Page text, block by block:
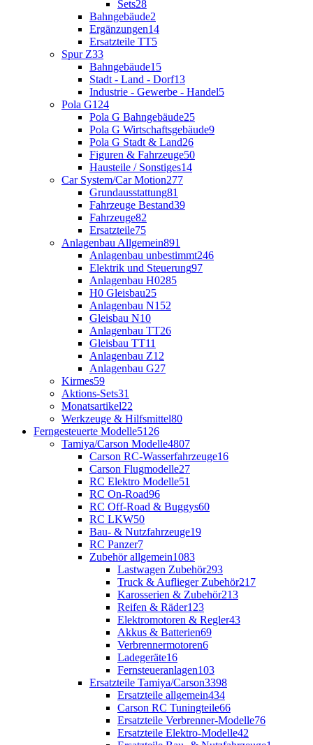
Sets28
Bahngebäude2
Ergänzungen14
Ersatzteile TT5
Spur Z33
Bahngebäude15
Stadt - Land - Dorf13
Industrie - Gewerbe - Handel5
Pola G124
Pola G Bahngebäude25
Pola G Wirtschaftsgebäude9
Pola G Stadt & Land26
Figuren & Fahrzeuge50
Hausteile / Sonstiges14
Car System/Car Motion277
Grundausstattung81
Fahrzeuge Bestand39
Fahrzeuge82
Ersatzteile75
Anlagenbau Allgemein891
Anlagenbau unbestimmt246
Elektrik und Steuerung97
Anlagenbau H0285
H0 Gleisbau25
Anlagenbau N152
Gleisbau N10
Anlagenbau TT26
Gleisbau TT11
Anlagenbau Z12
Anlagenbau G27
Kirmes59
Aktions-Sets31
Monatsartikel22
Werkzeuge & Hilfsmittel80
Ferngesteuerte Modelle5126
Tamiya/Carson Modelle4807
Carson RC-Wasserfahrzeuge16
Carson Flugmodelle27
RC Elektro Modelle51
RC On-Road96
RC Off-Road & Buggys60
RC LKW50
Bau- & Nutzfahrzeuge19
RC Panzer7
Zubehör allgemein1083
Lastwagen Zubehör293
Truck & Auflieger Zubehör217
Karosserien & Zubehör213
Reifen & Räder123
Elektromotoren & Regler43
Akkus & Batterien69
Verbrennermotoren6
Ladegeräte16
Fernsteueranlagen103
Ersatzteile Tamiya/Carson3398
Ersatzteile allgemein434
Carson RC Tuningteile66
Ersatzteile Verbrenner-Modelle76
Ersatzteile Elektro-Modelle42